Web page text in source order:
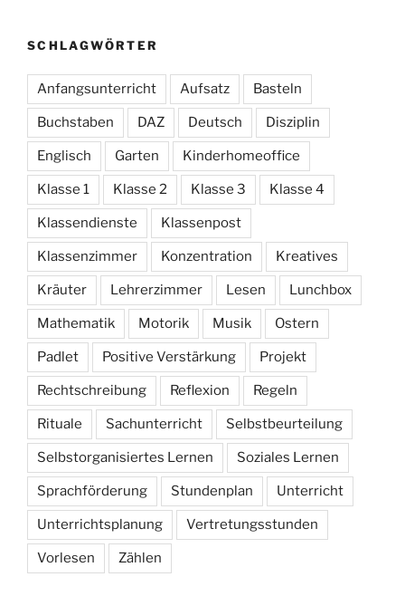
SCHLAGWÖRTER
Anfangsunterricht Aufsatz Basteln
Buchstaben DAZ Deutsch Disziplin
Englisch Garten Kinderhomeoffice
Klasse 1 Klasse 2 Klasse 3 Klasse 4
Klassendienste Klassenpost
Klassenzimmer Konzentration Kreatives
Kräuter Lehrerzimmer Lesen Lunchbox
Mathematik Motorik Musik Ostern
Padlet Positive Verstärkung Projekt
Rechtschreibung Reflexion Regeln
Rituale Sachunterricht Selbstbeurteilung
Selbstorganisiertes Lernen Soziales Lernen
Sprachförderung Stundenplan Unterricht
Unterrichtsplanung Vertretungsstunden
Vorlesen Zählen